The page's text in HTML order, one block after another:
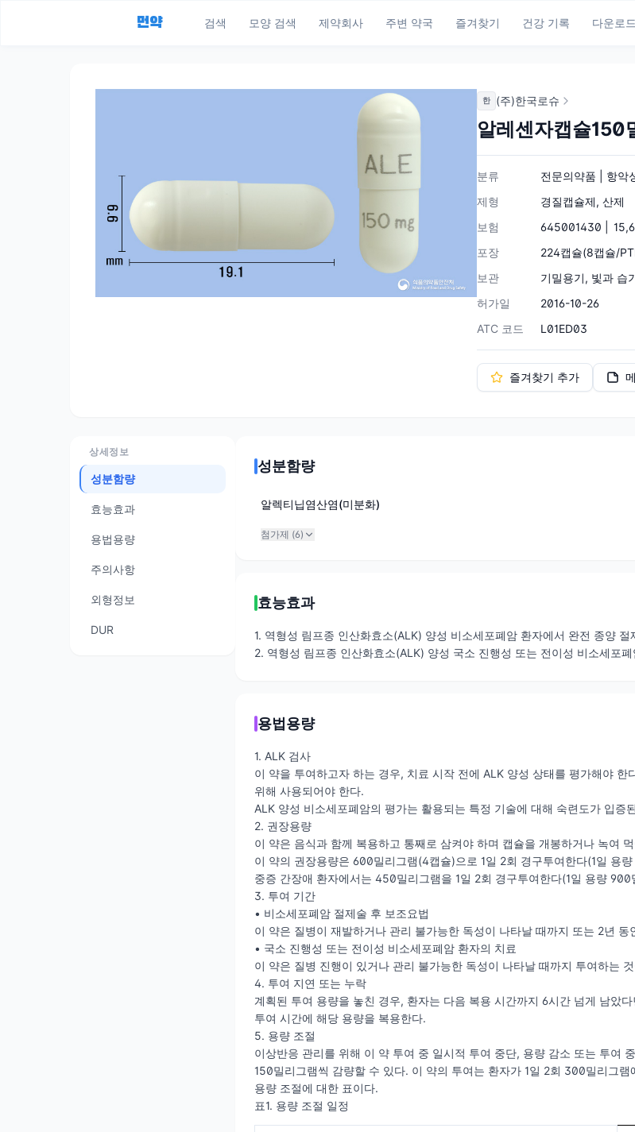
먼약 검색 모양 검색 제약회사 주변 약국 즐겨찾기 건강 기록 다운로드
한 (주)한국로슈
알레센자캡슐150
분류
전문의약품 | 항악
제형
경질캡슐제, 산제
보험
645001430 |
포장
224캡슐(8캡슐/
보관
기밀용기, 빛과
허가일
2016-10-26
ATC 코드
L01ED03
즐겨찾기 추가
상세정보
성분함량
효능효과
용법용량
주의사항
외형정보
DUR
성분함량
알렉티닙염산염(미분화)
첨가제 (6)
효능효과
1. 역형성 림프종 인산화효소(ALK) 양성 비소세포폐암 환자에서 완전 종양 절
2. 역형성 림프종 인산화효소(ALK) 양성 국소 진행성 또는 전이성 비소세포
용법용량
1. ALK 검사
이 약을 투여하고자 하는 경우, 치료 시작 전에 ALK 양성 상태를 평가해야
위해 사용되어야 한다.
ALK 양성 비소세포폐암의 평가는 활용되는 특정 기술에 대해 숙련도가 입증
2. 권장용량
이 약은 음식과 함께 복용하고 통째로 삼켜야 하며 캡슐을 개봉하거나 녹여
이 약의 권장용량은 600밀리그램(4캡슐)으로 1일 2회 경구투여한다(1일 용
중증 간장애 환자에서는 450밀리그램을 1일 2회 경구투여한다(1일 용량 900
3. 투여 기간
• 비소세포폐암 절제술 후 보조요법
이 약은 질병이 재발하거나 관리 불가능한 독성이 나타날 때까지 또는 2년 동
• 국소 진행성 또는 전이성 비소세포폐암 환자의 치료
이 약은 질병 진행이 있거나 관리 불가능한 독성이 나타날 때까지 투여하는
4. 투여 지연 또는 누락
계획된 투여 용량을 놓친 경우, 환자는 다음 복용 시간까지 6시간 넘게 남았
투여 시간에 해당 용량을 복용한다.
5. 용량 조절
이상반응 관리를 위해 이 약 투여 중 일시적 투여 중단, 용량 감소 또는 투여
150밀리그램씩 감량할 수 있다. 이 약의 투여는 환자가 1일 2회 300밀리그
용량 조절에 대한 표이다.
표1. 용량 조절 일정